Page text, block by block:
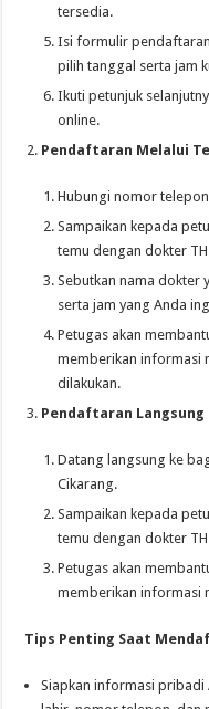
tersedia.
Isi formulir
pilih tanggal serta jam
Ikuti petunjuk
online.
Pendaftaran Melalui
Hubungi nomor
Sampaikan kepada
temu dengan dokter
Sebutkan nama dokter
serta jam yang Anda
Petugas akan
memberikan informasi
dilakukan.
Pendaftaran Langsung
Datang langsung ke
Cikarang.
Sampaikan kepada
temu dengan dokter
Petugas akan
memberikan informasi
Tips Penting Saat
Siapkan informasi pribadi